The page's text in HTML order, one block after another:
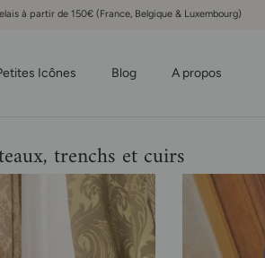
à partir de 150€ (France, Belgique & Luxembourg)
Icônes Blog A propos
trenchs et cuirs